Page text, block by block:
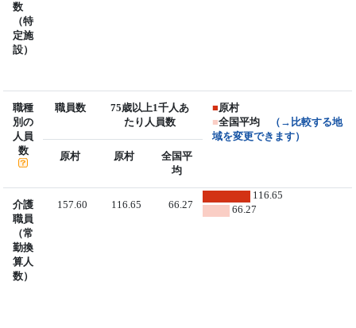
数
（特
定施
設）
職種
別の
人員
数
職員数
75歳以上1千人あ
たり人員数
■原村
■全国平均
（→比較する地
域を変更できます）
原村
原村
全国平
均
介護
職員
（常
勤換
算人
数）
157.60 116.65 66.27
116.65
66.27